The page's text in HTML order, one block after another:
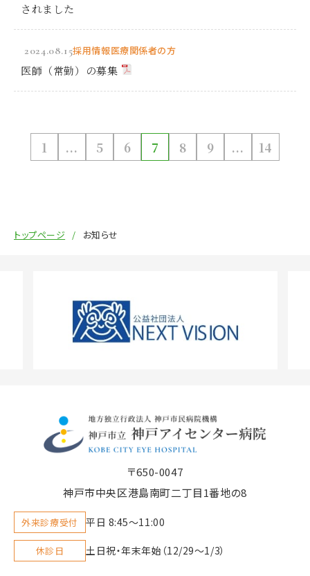
されました
2024.08.15採用情報医療関係者の方
医師（常勤）の募集
1 ... 5 6 7 8 9 ... 14
トップページ お知らせ
〒650-0047
神戸市中央区港島南町二丁目1番地の8
外来診療受付 平日 8:45〜11:00
休診日 土日祝・年末年始（12/29～1/3）